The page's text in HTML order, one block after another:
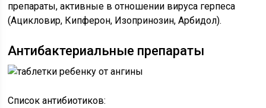
препараты, активные в отношении вируса герпеса
(Ацикловир, Кипферон, Изопринозин, Арбидол).
Антибактериальные препараты
Список антибиотиков: